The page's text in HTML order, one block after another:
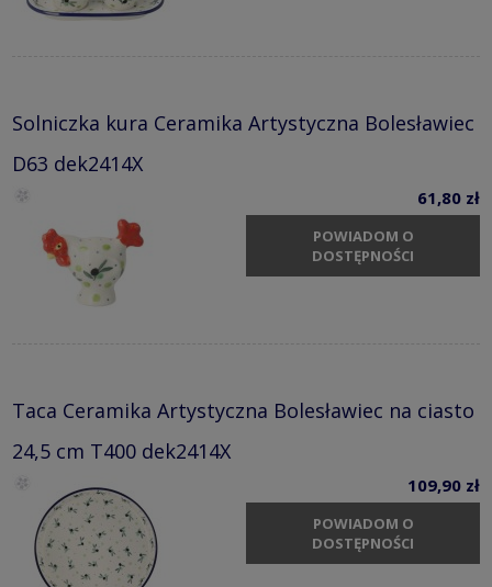
Solniczka kura Ceramika Artystyczna Bolesławiec
D63 dek2414X
61,80 zł
POWIADOM O
DOSTĘPNOŚCI
Taca Ceramika Artystyczna Bolesławiec na ciasto
24,5 cm T400 dek2414X
109,90 zł
POWIADOM O
DOSTĘPNOŚCI